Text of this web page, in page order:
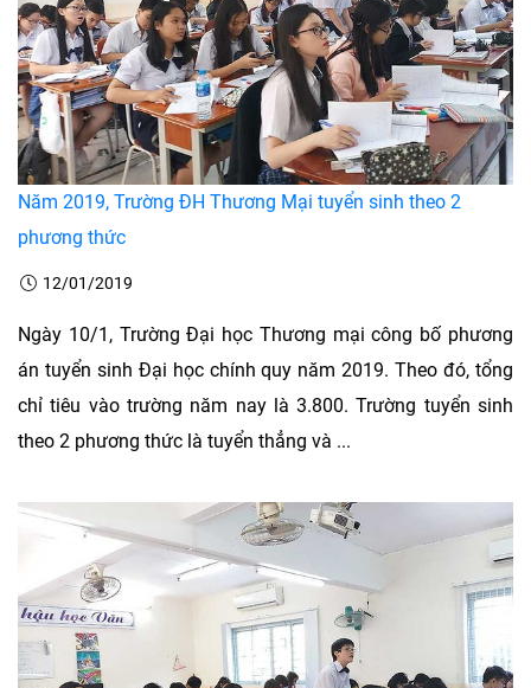
Năm 2019, Trường ĐH Thương Mại tuyển sinh theo 2
phương thức
12/01/2019
Ngày 10/1, Trường Đại học Thương mại công bố phương
án tuyển sinh Đại học chính quy năm 2019. Theo đó, tổng
chỉ tiêu vào trường năm nay là 3.800. Trường tuyển sinh
theo 2 phương thức là tuyển thẳng và ...